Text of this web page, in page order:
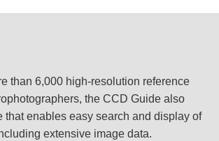
than 6,000 high-resolution reference
the CCD Guide also
that enables easy search and display of
extensive image data.